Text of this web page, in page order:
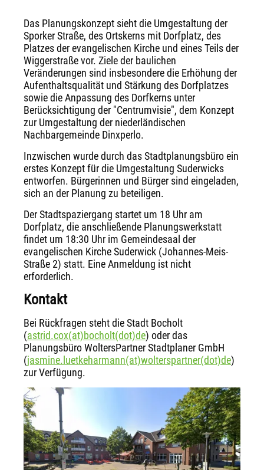
Das Planungskonzept sieht die Umgestaltung der
Sporker Straße, des Ortskerns mit Dorfplatz, des
Platzes der evangelischen Kirche und eines Teils der
Wiggerstraße vor. Ziele der baulichen
Veränderungen sind insbesondere die Erhöhung der
Aufenthaltsqualität und Stärkung des Dorfplatzes
sowie die Anpassung des Dorfkerns unter
Berücksichtigung der "Centrumvisie", dem Konzept
zur Umgestaltung der niederländischen
Nachbargemeinde Dinxperlo.
Inzwischen wurde durch das Stadtplanungsbüro ein
erstes Konzept für die Umgestaltung Suderwicks
entworfen. Bürgerinnen und Bürger sind eingeladen,
sich an der Planung zu beteiligen.
Der Stadtspaziergang startet um 18 Uhr am
Dorfplatz, die anschließende Planungswerkstatt
findet um 18:30 Uhr im Gemeindesaal der
evangelischen Kirche Suderwick (Johannes-Meis-
Straße 2) statt. Eine Anmeldung ist nicht
erforderlich.
Kontakt
Bei Rückfragen steht die Stadt Bocholt
(astrid.cox(at)bocholt(dot)de) oder das
Planungsbüro WoltersPartner Stadtplaner GmbH
(jasmine.luetkeharmann(at)wolterspartner(dot)de)
zur Verfügung.